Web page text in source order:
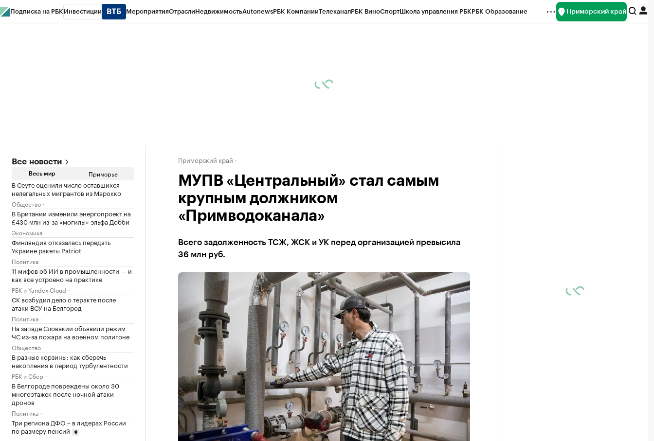
Подписка на РБК Инвестиции МероприятияОтраслиНедвижимостьAutonewsРБК КомпанииТелеканалРБК ВиноСпортШкола управления РБКРБК Образование Приморский край
Все новости
Весь мир Приморье
В Сеуте оценили число оставшихся
нелегальных мигрантов из Марокко
Общество
В Британии изменили энергопроект на
£430 млн из-за «могилы» эльфа Добби
Экономика
Финляндия отказалась передать
Украине ракеты Patriot
Политика
11 мифов об ИИ в промышленности — и
как все устроено на практике
РБК и Yandex Cloud
СК возбудил дело о теракте после
атаки ВСУ на Белгород
Политика
На западе Словакии объявили режим
ЧС из-за пожара на военном полигоне
Общество
В разные корзины: как сберечь
накопления в период турбулентности
РБК и Сбер
В Белгороде повреждены около 30
многоэтажек после ночной атаки
дронов
Политика
Три региона ДФО – в лидерах России
по размеру пенсий
Приморский край
МУПВ «Центральный» стал самым
крупным должником
«Примводоканала»
Всего задолженность ТСЖ, ЖСК и УК перед организацией превысила
36 млн руб.